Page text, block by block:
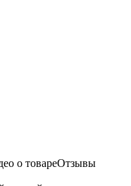
о товареОтзывы